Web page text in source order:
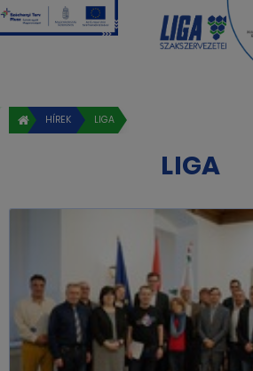
HÍREK LIGA
LIGA